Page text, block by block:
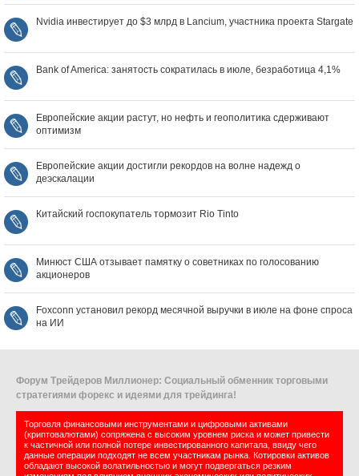
Nvidia инвестирует до $3 млрд в Lancium, участника проекта Stargate
Bank of America: занятость сократилась в июле, безработица 4,1%
Европейские акции растут, но нефть и геополитика сдерживают
оптимизм
Европейские акции достигли рекордов на волне надежд о
деэскалации
Китайский госпокупатель тормозит Rio Tinto
Минюст США отзывает памятку о советниках по голосованию
акционеров
Foxconn установил рекорд месячной выручки в июле на фоне спроса
на ИИ
Форум Трейдеров Миллионер: Социальный обменник торговыми
стратегиями форекс и идеями для трейдинга!
Торговля финансовыми инструментами и цифровыми активами
(криптовалютами) сопряжена с высоким уровнем риска и может привести
к частичной или полной потере инвестированного капитала, ввиду чего
данные операции подходят не всем участникам рынка. Котировки активов
обладают высокой волатильностью и могут подвергаться резким